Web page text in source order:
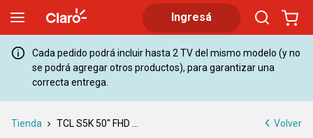
Ingresá
Cada pedido podrá incluir hasta 2 TV del mismo modelo (y no
se podrá agregar otros productos), para garantizar una
correcta entrega.
Tienda TCL S5K 50'' FHD ... Volver
TCL S5K QLED de 50 pulgadas | Claro